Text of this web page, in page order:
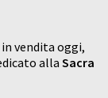
vendita oggi,
alla Sacra